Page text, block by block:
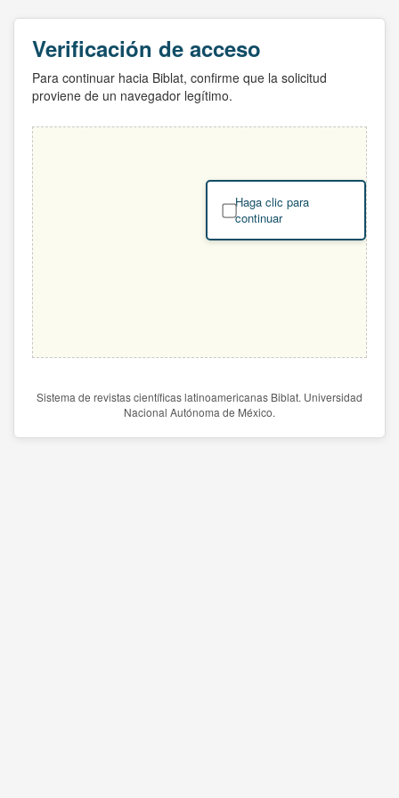
Verificación de acceso
Para continuar hacia Biblat, confirme que la solicitud
proviene de un navegador legítimo.
Haga clic para
continuar
Sistema de revistas científicas latinoamericanas Biblat. Universidad
Nacional Autónoma de México.